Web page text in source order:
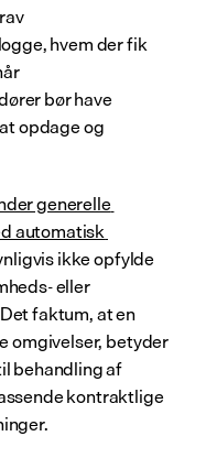
hvem der fik
bør have
opdage og
generelle
automatisk
ikke opfylde
eller
faktum, at en
omgivelser, betyder
behandling af
kontraktlige